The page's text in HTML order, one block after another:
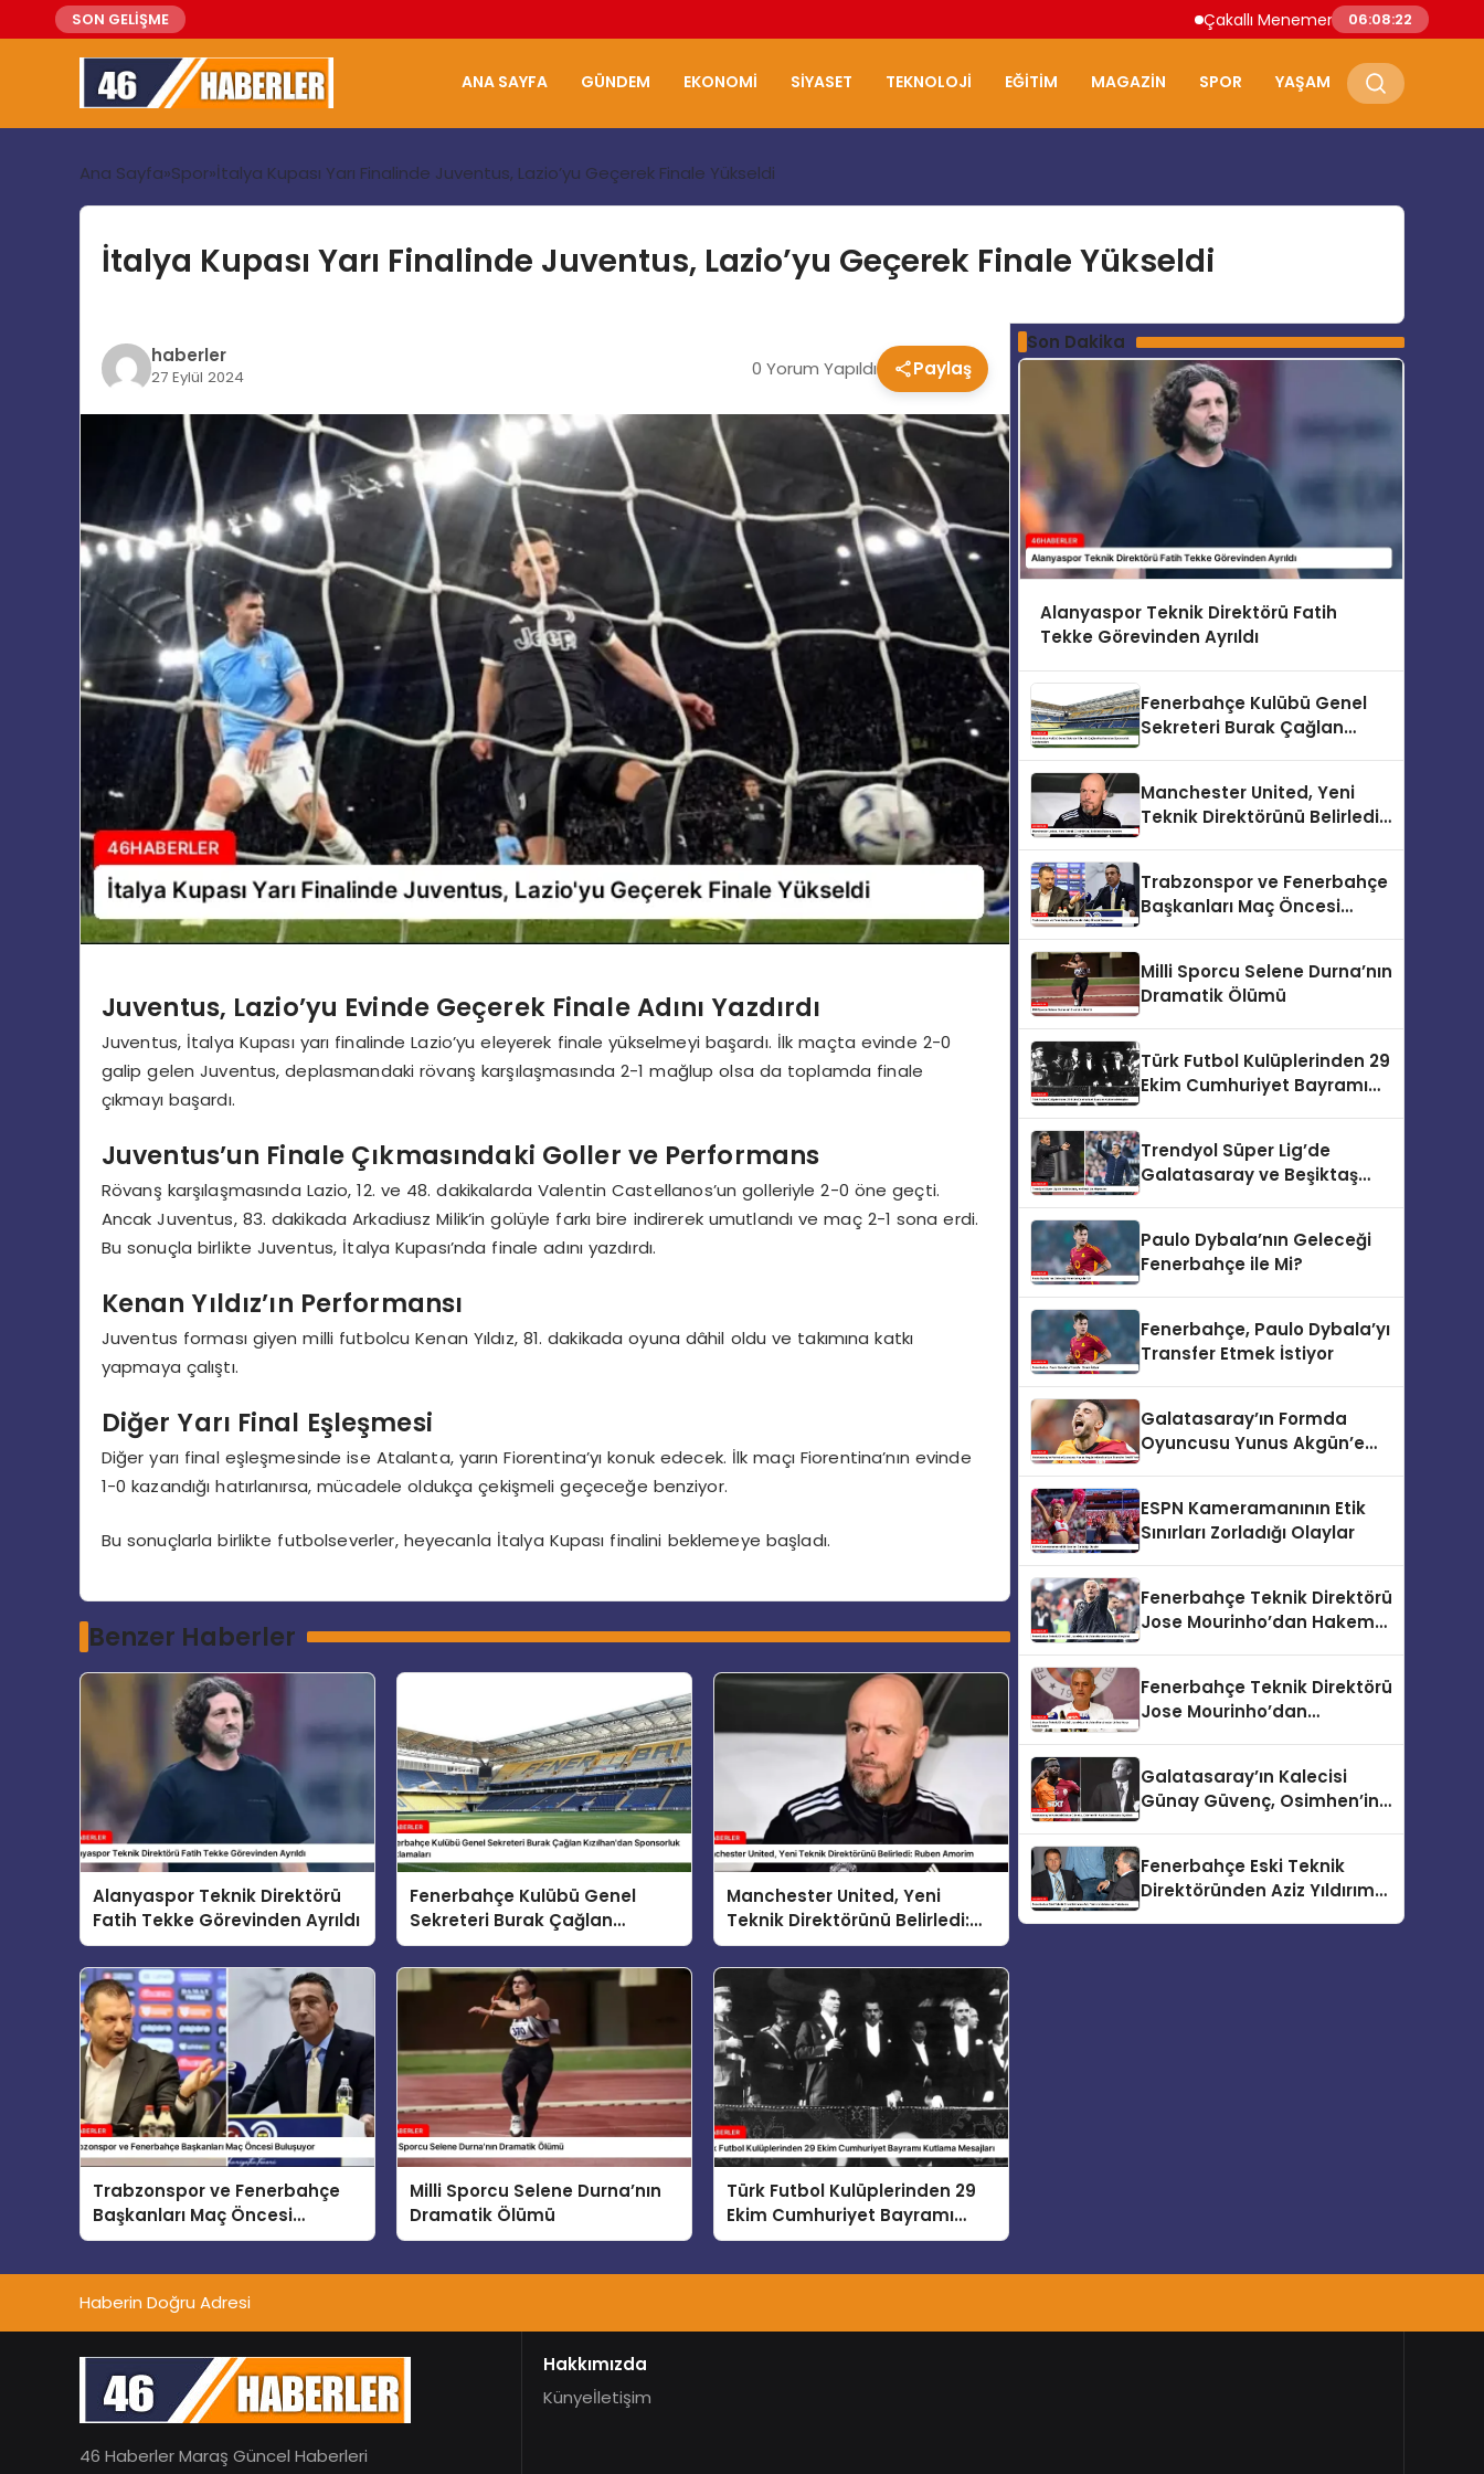
SON GELİŞME Çakallı Menemeni Nerede Yenir?
06:08:23
ANA SAYFA GÜNDEM EKONOMI SIYASET TEKNOLOJI EĞITIM MAGAZIN SPOR YAŞAM
Ana Sayfa Spor İtalya Kupası Yarı Finalinde Juventus, Lazio’yu Geçerek Finale Yükseldi
İtalya Kupası Yarı Finalinde Juventus, Lazio’yu Geçerek Finale Yükseldi
haberler
27 Eylül 2024 0 Yorum Yapıldı Paylaş
Juventus, Lazio’yu Evinde Geçerek Finale Adını Yazdırdı
Juventus, İtalya Kupası yarı finalinde Lazio’yu eleyerek finale yükselmeyi başardı. İlk maçta evinde 2-0
galip gelen Juventus, deplasmandaki rövanş karşılaşmasında 2-1 mağlup olsa da toplamda finale
çıkmayı başardı.
Juventus’un Finale Çıkmasındaki Goller ve Performans
Rövanş karşılaşmasında Lazio, 12. ve 48. dakikalarda Valentin Castellanos’un golleriyle 2-0 öne geçti.
Ancak Juventus, 83. dakikada Arkadiusz Milik’in golüyle farkı bire indirerek umutlandı ve maç 2-1 sona erdi.
Bu sonuçla birlikte Juventus, İtalya Kupası’nda finale adını yazdırdı.
Kenan Yıldız’ın Performansı
Juventus forması giyen milli futbolcu Kenan Yıldız, 81. dakikada oyuna dâhil oldu ve takımına katkı
yapmaya çalıştı.
Diğer Yarı Final Eşleşmesi
Diğer yarı final eşleşmesinde ise Atalanta, yarın Fiorentina’yı konuk edecek. İlk maçı Fiorentina’nın evinde
1-0 kazandığı hatırlanırsa, mücadele oldukça çekişmeli geçeceğe benziyor.
Bu sonuçlarla birlikte futbolseverler, heyecanla İtalya Kupası finalini beklemeye başladı.
Benzer Haberler
Alanyaspor Teknik Direktörü
Fatih Tekke Görevinden Ayrıldı
Fenerbahçe Kulübü Genel
Sekreteri Burak Çağlan
Kızılhan’dan Sponsorluk
Açıklamaları
Manchester United, Yeni
Teknik Direktörünü Belirledi:
Ruben Amorim
Trabzonspor ve Fenerbahçe
Başkanları Maç Öncesi
Buluşuyor
Milli Sporcu Selene Durna’nın
Dramatik Ölümü
Türk Futbol Kulüplerinden 29
Ekim Cumhuriyet Bayramı
Kutlama Mesajları
Son Dakika
Alanyaspor Teknik Direktörü Fatih
Tekke Görevinden Ayrıldı
Fenerbahçe Kulübü Genel
Sekreteri Burak Çağlan
Manchester United, Yeni
Teknik Direktörünü Belirledi:
Trabzonspor ve Fenerbahçe
Başkanları Maç Öncesi
Milli Sporcu Selene Durna’nın
Dramatik Ölümü
Türk Futbol Kulüplerinden 29
Ekim Cumhuriyet Bayramı
Trendyol Süper Lig’de
Galatasaray ve Beşiktaş
Paulo Dybala’nın Geleceği
Fenerbahçe ile Mi?
Fenerbahçe, Paulo Dybala’yı
Transfer Etmek İstiyor
Galatasaray’ın Formda
Oyuncusu Yunus Akgün’e
ESPN Kameramanının Etik
Sınırları Zorladığı Olaylar
Fenerbahçe Teknik Direktörü
Jose Mourinho’dan Hakem
Fenerbahçe Teknik Direktörü
Jose Mourinho’dan
Galatasaray’ın Kalecisi
Günay Güvenç, Osimhen’in
Fenerbahçe Eski Teknik
Direktöründen Aziz Yıldırım
Haberin Doğru Adresi
46 Haberler Maraş Güncel Haberleri
Hakkımızda
Künyeİletişim